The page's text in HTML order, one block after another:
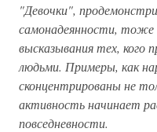
"Девочки",
самонадеянности, тоже
высказывания тех,
людьми. Примеры, как
сконцентрированы не
активность начинает
повседневности.